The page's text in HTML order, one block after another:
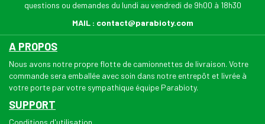
questions ou demandes du lundi au vendredi de 9h00 à 18h30
MAIL : contact@parabioty.com
A PROPOS
Nous avons notre propre flotte de camionnettes de livraison. Votre
commande sera emballée avec soin dans notre entrepôt et livrée à
votre porte par votre sympathique équipe Parabioty.
SUPPORT
Conditions d'utilisation